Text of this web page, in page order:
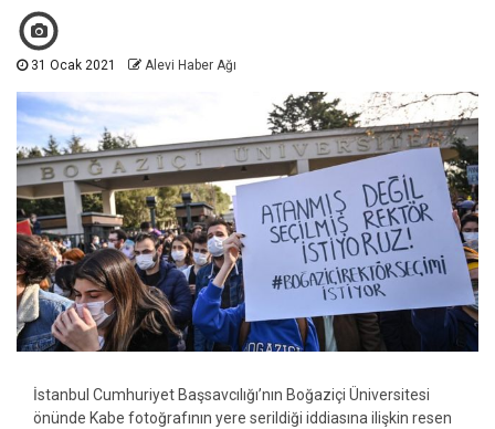
31 Ocak 2021 Alevi Haber Ağı
İstanbul Cumhuriyet Başsavcılığı’nın Boğaziçi Üniversitesi
önünde Kabe fotoğrafının yere serildiği iddiasına ilişkin resen